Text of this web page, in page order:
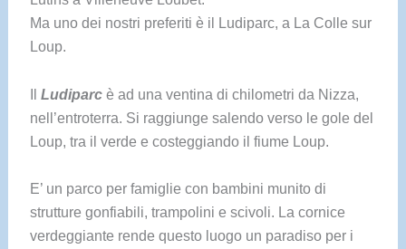
Ma uno dei nostri preferiti è il Ludiparc, a La Colle sur
Loup.
Il Ludiparcè ad una ventina di chilometri da Nizza,
nell’entroterra. Si raggiunge salendo verso le gole del
Loup, tra il verde e costeggiando il fiume Loup.
E’ un parco per famiglie con bambini munito di
strutture gonfiabili, trampolini e scivoli. La cornice
verdeggiante rende questo luogo un paradiso per i